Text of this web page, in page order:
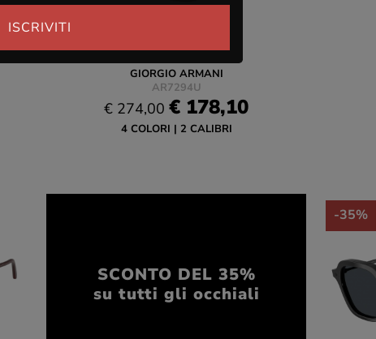
GIORGIO ARMANI
AR7294U
€ 274,00 € 178,10
4 COLORI 2 CALIBRI
SCONTO DEL 35%
su tutti gli occhiali
-35%
ISCRIVITI